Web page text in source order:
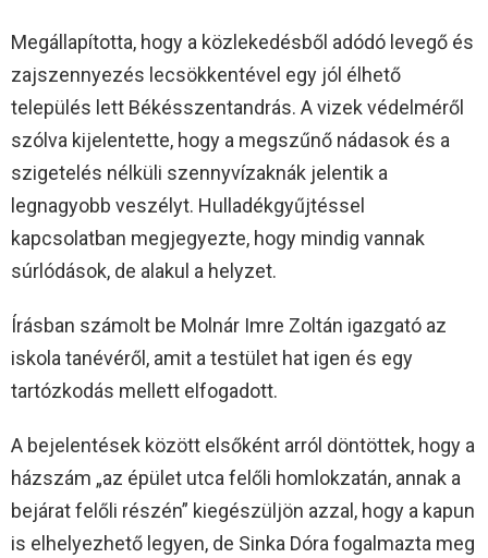
Megállapította, hogy a közlekedésből adódó levegő és
zajszennyezés lecsökkentével egy jól élhető
település lett Békésszentandrás. A vizek védelméről
szólva kijelentette, hogy a megszűnő nádasok és a
szigetelés nélküli szennyvízaknák jelentik a
legnagyobb veszélyt. Hulladékgyűjtéssel
kapcsolatban megjegyezte, hogy mindig vannak
súrlódások, de alakul a helyzet.
Írásban számolt be Molnár Imre Zoltán igazgató az
iskola tanévéről, amit a testület hat igen és egy
tartózkodás mellett elfogadott.
A bejelentések között elsőként arról döntöttek, hogy a
házszám „az épület utca felőli homlokzatán, annak a
bejárat felőli részén” kiegészüljön azzal, hogy a kapun
is elhelyezhető legyen, de Sinka Dóra fogalmazta meg